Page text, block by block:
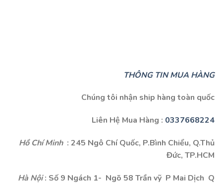
THÔNG TIN MUA HÀNG
Chúng tôi nhận ship hàng toàn quốc
Liên Hệ Mua Hàng : 0337668224
Hồ Chí Minh: 245 Ngô Chí Quốc, P.Bình Chiểu, Q.Thủ
Đức, TP.HCM
Hà Nội: Số 9 Ngách 1- Ngõ 58 Trần vỹ P Mai Dịch Q